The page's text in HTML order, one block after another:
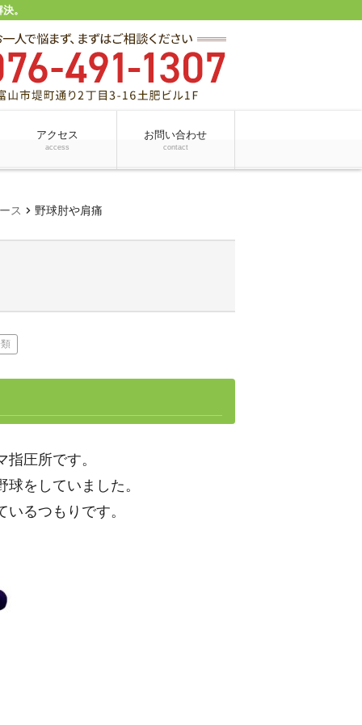
。
アクセス
access
お問い合わせ
contact
ス chevron_right 野球肘や肩痛
圧所です。
をしていました。
るつもりです。